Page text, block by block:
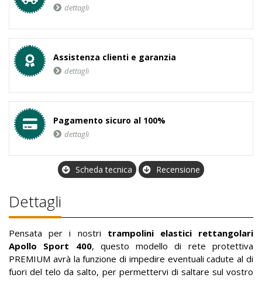
dettagli
Assistenza clienti e garanzia
dettagli
Pagamento sicuro al 100%
dettagli
Scheda tecnica Recensione
Dettagli
Pensata per i nostri trampolini elastici rettangolari
Apollo Sport 400, questo modello di rete protettiva
PREMIUM avrà la funzione di impedire eventuali cadute al di
fuori del telo da salto, per permettervi di saltare sul vostro